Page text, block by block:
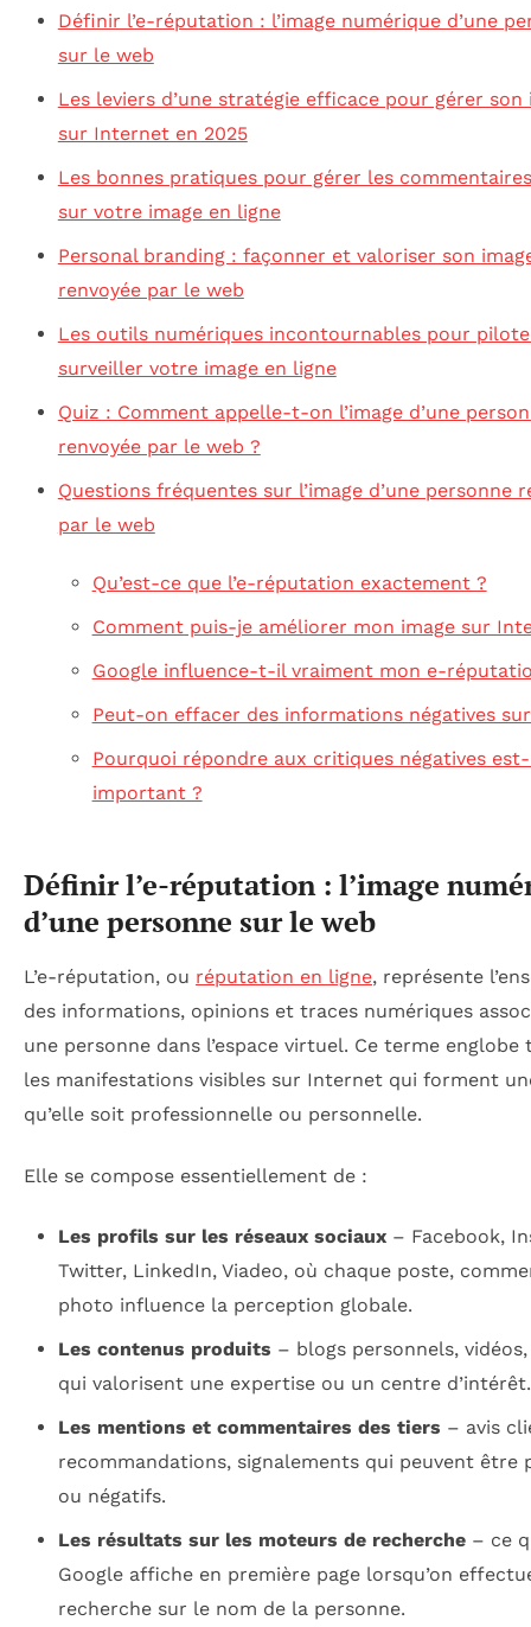
Définir l’e-réputation : l’image numérique d’une
sur le web
Les leviers d’une stratégie efficace pour gérer son
sur Internet en 2025
Les bonnes pratiques pour gérer les
sur votre image en ligne
Personal branding : façonner et valoriser son
renvoyée par le web
Les outils numériques incontournables pour
surveiller votre image en ligne
Quiz : Comment appelle-t-on l’image d’une
renvoyée par le web ?
Questions fréquentes sur l’image d’une personne
par le web
Qu’est-ce que l’e-réputation exactement ?
Comment puis-je améliorer mon image sur
Google influence-t-il vraiment mon e-
Peut-on effacer des informations négatives
Pourquoi répondre aux critiques négatives
important ?
Définir l’e-réputation : l’image
d’une personne sur le web
L’e-réputation, ou réputation en ligne, représente
des informations, opinions et traces numériques
une personne dans l’espace virtuel. Ce terme englobe
les manifestations visibles sur Internet qui forment
qu’elle soit professionnelle ou personnelle.
Elle se compose essentiellement de :
Les profils sur les réseaux sociaux– Facebook,
Twitter, LinkedIn, Viadeo, où chaque poste,
photo influence la perception globale.
Les contenus produits – blogs personnels,
qui valorisent une expertise ou un centre d’intérêt.
Les mentions et commentaires des tiers – avis
recommandations, signalements qui peuvent être
ou négatifs.
Les résultats sur les moteurs de recherche– ce
Google affiche en première page lorsqu’on
recherche sur le nom de la personne.